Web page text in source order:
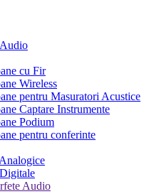
cu Fir
Wireless
pentru Masuratori Acustice
Captare Instrumente
Podium
pentru conferinte
Audio